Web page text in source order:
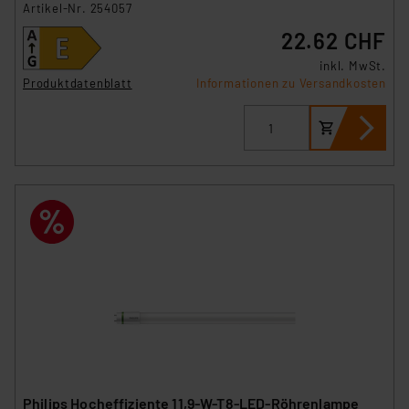
Artikel-Nr. 254057
Produktdatenblatt
22.62 CHF
inkl. MwSt.
Informationen zu Versandkosten
Philips Hocheffiziente 11,9-W-T8-LED-Röhrenlampe